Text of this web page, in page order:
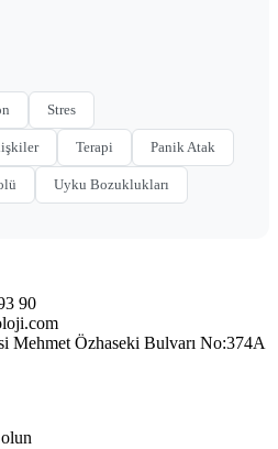
Stres
Terapi Panik Atak
Uyku Bozuklukları
90
Mehmet Özhaseki Bulvarı No:374A
olun